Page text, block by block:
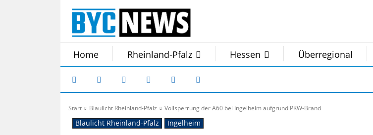
Home Rheinland-Pfalz Hessen Überregional
Start Blaulicht Rheinland-Pfalz Vollsperrung der A60 bei Ingelheim aufgrund PKW-Brand
Blaulicht Rheinland-Pfalz Ingelheim